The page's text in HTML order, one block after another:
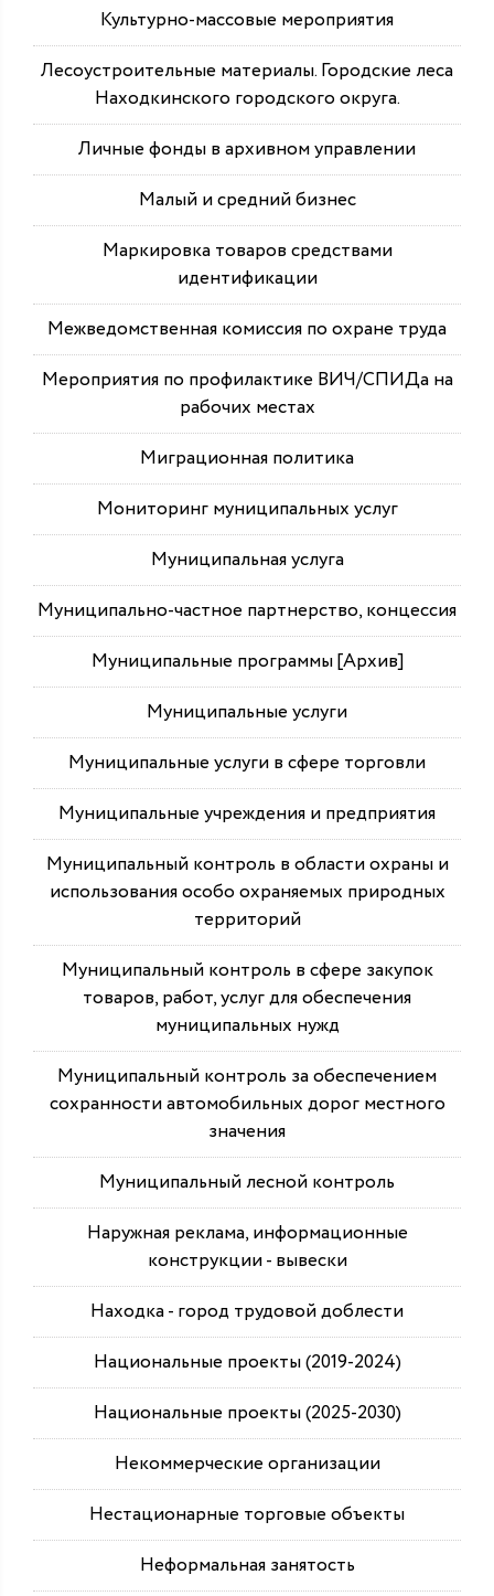
Культурно-массовые мероприятия
Лесоустроительные материалы. Городские леса
Находкинского городского округа.
Личные фонды в архивном управлении
Малый и средний бизнес
Маркировка товаров средствами
идентификации
Межведомственная комиссия по охране труда
Мероприятия по профилактике ВИЧ/СПИДа на
рабочих местах
Миграционная политика
Мониторинг муниципальных услуг
Муниципальная услуга
Муниципально-частное партнерство, концессия
Муниципальные программы [Архив]
Муниципальные услуги
Муниципальные услуги в сфере торговли
Муниципальные учреждения и предприятия
Муниципальный контроль в области охраны и
использования особо охраняемых природных
территорий
Муниципальный контроль в сфере закупок
товаров, работ, услуг для обеспечения
муниципальных нужд
Муниципальный контроль за обеспечением
сохранности автомобильных дорог местного
значения
Муниципальный лесной контроль
Наружная реклама, информационные
конструкции - вывески
Находка - город трудовой доблести
Национальные проекты (2019-2024)
Национальные проекты (2025-2030)
Некоммерческие организации
Нестационарные торговые объекты
Неформальная занятость